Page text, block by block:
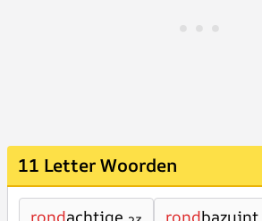
11 Letter Woorden
rondachtige rondbazuint